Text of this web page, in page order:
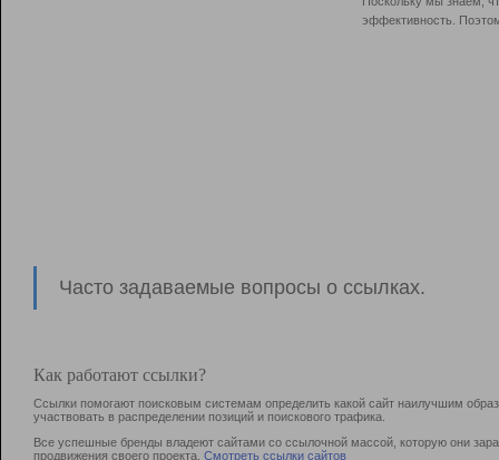
эффективность.
Часто задаваемые вопросы о ссылках.
Как работают ссылки?
Ссылки помогают поисковым системам определить какой сайт наилучшим
участвовать в раcпределении позиций и поискового трафика.
Все успешные бренды владеют сайтами со ссылочной массой, которую они
продвижения своего проекта. Смотреть ссылки сайтов